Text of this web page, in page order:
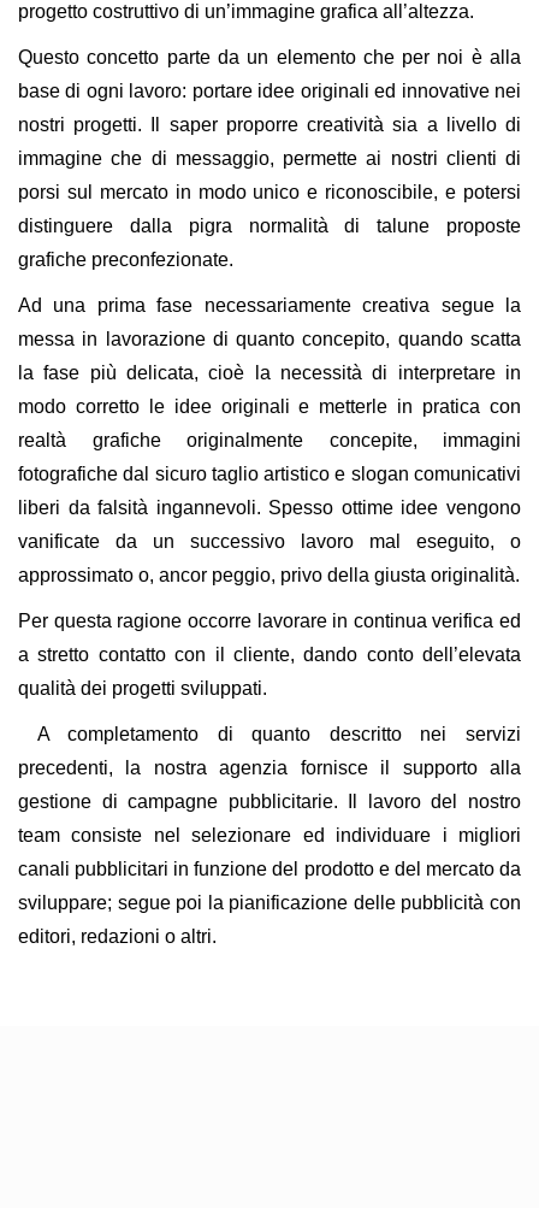
progetto costruttivo di un’immagine grafica all’altezza.
Questo concetto parte da un elemento che per noi è alla
base di ogni lavoro: portare idee originali ed innovative nei
nostri progetti. Il saper proporre creatività sia a livello di
immagine che di messaggio, permette ai nostri clienti di
porsi sul mercato in modo unico e riconoscibile, e potersi
distinguere dalla pigra normalità di talune proposte
grafiche preconfezionate.
Ad una prima fase necessariamente creativa segue la
messa in lavorazione di quanto concepito, quando scatta
la fase più delicata, cioè la necessità di interpretare in
modo corretto le idee originali e metterle in pratica con
realtà grafiche originalmente concepite, immagini
fotografiche dal sicuro taglio artistico e slogan comunicativi
liberi da falsità ingannevoli. Spesso ottime idee vengono
vanificate da un successivo lavoro mal eseguito, o
approssimato o, ancor peggio, privo della giusta originalità.
Per questa ragione occorre lavorare in continua verifica ed
a stretto contatto con il cliente, dando conto dell’elevata
qualità dei progetti sviluppati.
A completamento di quanto descritto nei servizi
precedenti, la nostra agenzia fornisce il supporto alla
gestione di campagne pubblicitarie. Il lavoro del nostro
team consiste nel selezionare ed individuare i migliori
canali pubblicitari in funzione del prodotto e del mercato da
sviluppare; segue poi la pianificazione delle pubblicità con
editori, redazioni o altri.